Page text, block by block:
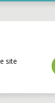
site